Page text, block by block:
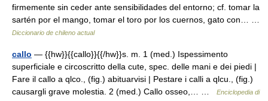
firmemente sin ceder ante sensibilidades del entorno; cf. tomar la
sartén por el mango, tomar el toro por los cuernos, gato con… …
Diccionario de chileno actual
callo — {{hw}}{{callo}}{{/hw}}s. m. 1 (med.) Ispessimento
superficiale e circoscritto della cute, spec. delle mani e dei piedi |
Fare il callo a qlco., (fig.) abituarvisi | Pestare i calli a qlcu., (fig.)
causargli grave molestia. 2 (med.) Callo osseo,… …
Enciclopedia di